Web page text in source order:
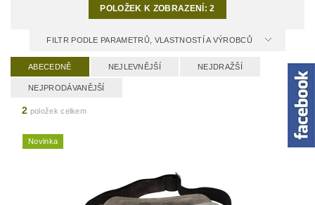
POLOŽEK K ZOBRAZENÍ:2
FILTR PODLE PARAMETRŮ, VLASTNOSTÍ A VÝROBCŮ
ABECEDNĚ NEJLEVNĚJŠÍ NEJDRAŽŠÍ
NEJPRODÁVANĚJŠÍ
2 položek celkem
Novinka